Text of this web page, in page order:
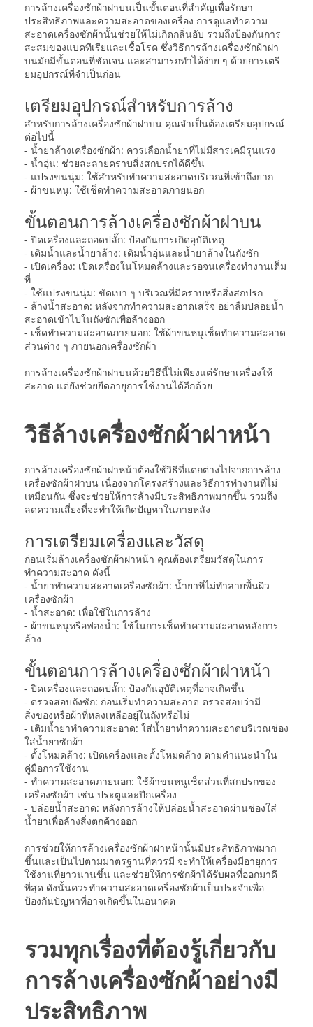
การล้างเครื่องซักผ้าฝาบนเป็นขั้นตอนที่สำคัญเพื่อรักษา
ประสิทธิภาพและความสะอาดของเครื่อง การดูแลทำความ
สะอาดเครื่องซักผ้านั้นช่วยให้ไม่เกิดกลิ่นอับ รวมถึงป้องกันการ
สะสมของแบคทีเรียและเชื้อโรค ซึ่งวิธีการล้างเครื่องซักผ้าฝา
บนมักมีขั้นตอนที่ชัดเจน และสามารถทำได้ง่าย ๆ ด้วยการเตรี
ยมอุปกรณ์ที่จำเป็นก่อน
เตรียมอุปกรณ์สำหรับการล้าง
สำหรับการล้างเครื่องซักผ้าฝาบน คุณจำเป็นต้องเตรียมอุปกรณ์
ต่อไปนี้
- น้ำยาล้างเครื่องซักผ้า: ควรเลือกน้ำยาที่ไม่มีสารเคมีรุนแรง
- น้ำอุ่น: ช่วยละลายคราบสิ่งสกปรกได้ดีขึ้น
- แปรงขนนุ่ม: ใช้สำหรับทำความสะอาดบริเวณที่เข้าถึงยาก
- ผ้าขนหนู: ใช้เช็ดทำความสะอาดภายนอก
ขั้นตอนการล้างเครื่องซักผ้าฝาบน
- ปิดเครื่องและถอดปลั๊ก: ป้องกันการเกิดอุบัติเหตุ
- เติมน้ำและน้ำยาล้าง: เติมน้ำอุ่นและน้ำยาล้างในถังซัก
- เปิดเครื่อง: เปิดเครื่องในโหมดล้างและรอจนเครื่องทำงานเต็ม
ที่
- ใช้แปรงขนนุ่ม: ขัดเบา ๆ บริเวณที่มีคราบหรือสิ่งสกปรก
- ล้างน้ำสะอาด: หลังจากทำความสะอาดเสร็จ อย่าลืมปล่อยน้ำ
สะอาดเข้าไปในถังซักเพื่อล้างออก
- เช็ดทำความสะอาดภายนอก: ใช้ผ้าขนหนูเช็ดทำความสะอาด
ส่วนต่าง ๆ ภายนอกเครื่องซักผ้า
การล้างเครื่องซักผ้าฝาบนด้วยวิธีนี้ไม่เพียงแต่รักษาเครื่องให้
สะอาด แต่ยังช่วยยืดอายุการใช้งานได้อีกด้วย
วิธีล้างเครื่องซักผ้าฝาหน้า
การล้างเครื่องซักผ้าฝาหน้าต้องใช้วิธีที่แตกต่างไปจากการล้าง
เครื่องซักผ้าฝาบน เนื่องจากโครงสร้างและวิธีการทำงานที่ไม่
เหมือนกัน ซึ่งจะช่วยให้การล้างมีประสิทธิภาพมากขึ้น รวมถึง
ลดความเสี่ยงที่จะทำให้เกิดปัญหาในภายหลัง
การเตรียมเครื่องและวัสดุ
ก่อนเริ่มล้างเครื่องซักผ้าฝาหน้า คุณต้องเตรียมวัสดุในการ
ทำความสะอาด ดังนี้
- น้ำยาทำความสะอาดเครื่องซักผ้า: น้ำยาที่ไม่ทำลายพื้นผิว
เครื่องซักผ้า
- น้ำสะอาด: เพื่อใช้ในการล้าง
- ผ้าขนหนูหรือฟองน้ำ: ใช้ในการเช็ดทำความสะอาดหลังการ
ล้าง
ขั้นตอนการล้างเครื่องซักผ้าฝาหน้า
- ปิดเครื่องและถอดปลั๊ก: ป้องกันอุบัติเหตุที่อาจเกิดขึ้น
- ตรวจสอบถังซัก: ก่อนเริ่มทำความสะอาด ตรวจสอบว่ามี
สิ่งของหรือผ้าที่หลงเหลืออยู่ในถังหรือไม่
- เติมน้ำยาทำความสะอาด: ใส่น้ำยาทำความสะอาดบริเวณช่อง
ใส่น้ำยาซักผ้า
- ตั้งโหมดล้าง: เปิดเครื่องและตั้งโหมดล้าง ตามคำแนะนำใน
คู่มือการใช้งาน
- ทำความสะอาดภายนอก: ใช้ผ้าขนหนูเช็ดส่วนที่สกปรกของ
เครื่องซักผ้า เช่น ประตูและปีกเครื่อง
- ปล่อยน้ำสะอาด: หลังการล้างให้ปล่อยน้ำสะอาดผ่านช่องใส่
น้ำยาเพื่อล้างสิ่งตกค้างออก
การช่วยให้การล้างเครื่องซักผ้าฝาหน้านั้นมีประสิทธิภาพมาก
ขึ้นและเป็นไปตามมาตรฐานที่ควรมี จะทำให้เครื่องมีอายุการ
ใช้งานที่ยาวนานขึ้น และช่วยให้การซักผ้าได้รับผลที่ออกมาดี
ที่สุด ดังนั้นควรทำความสะอาดเครื่องซักผ้าเป็นประจำเพื่อ
ป้องกันปัญหาที่อาจเกิดขึ้นในอนาคต
รวมทุกเรื่องที่ต้องรู้เกี่ยวกับ
การล้างเครื่องซักผ้าอย่างมี
ประสิทธิภาพ